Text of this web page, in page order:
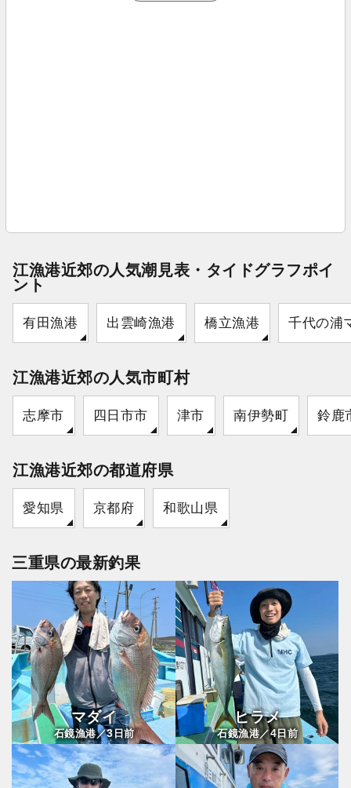
江漁港近郊の人気潮見表・タイドグラフポイ
ント
有田漁港 出雲崎漁港 橋立漁港 千代の浦
江漁港近郊の人気市町村
志摩市 四日市市 津市 南伊勢町 鈴鹿
江漁港近郊の都道府県
愛知県 京都府 和歌山県
三重県の最新釣果
マダイ
石鏡漁港／3日前
ヒラメ
石鏡漁港／4日前